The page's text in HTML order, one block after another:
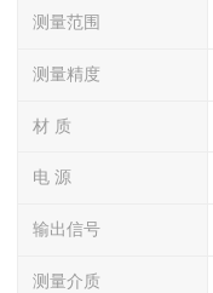
测量范围
测量精度
材 质
电 源
输出信号
测量介质